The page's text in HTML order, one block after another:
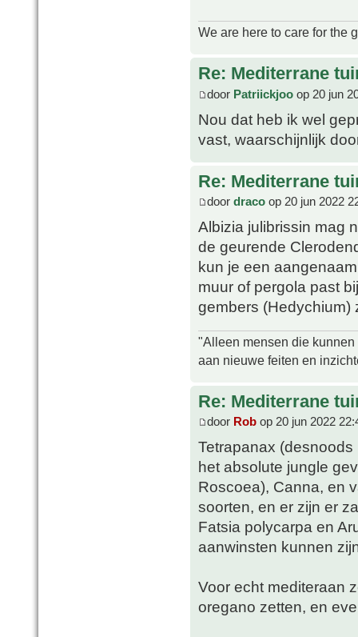
We are here to care for the
Re: Mediterrane
door Patriickjoo op 20 jun
Nou dat heb ik wel
vast, waarschijnlijk
Re: Mediterrane
door draco op 20 jun 2022
Albizia julibrissin mag
de geurende
kun je een
muur of pergola past
gembers (Hedychium)
"Alleen mensen die
aan nieuwe feiten en
Re: Mediterrane
door Rob op 20 jun 2022
Tetrapanax
het absolute jungle
Roscoea), Canna, en
soorten, en er zijn er
Fatsia polycarpa en
aanwinsten kunnen
Voor echt mediteraan
oregano zetten, en